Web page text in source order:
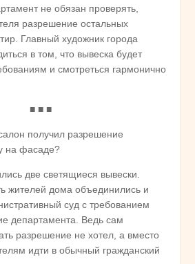
не обязан проверять,
разрешение остальных
Главный художник города
в том, что вывеска будет
и смотреться гармонично
■ ■ ■
получил разрешение
на фасаде?
две светящиеся вывески.
жителей дома объединились и
суд с требованием
департамента. Ведь сам
разрешение не хотел, а вместо
идти в обычный гражданский